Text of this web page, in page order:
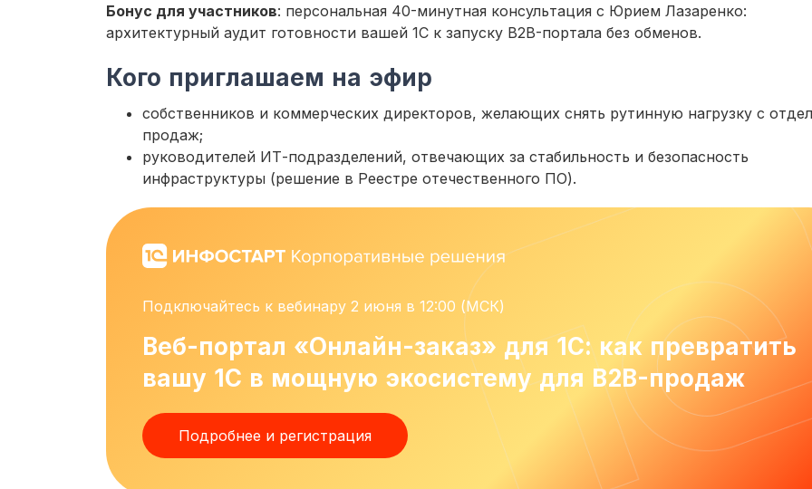
Бонус для участников: персональная 40-минутная консультация с Юрием Лазаренко:
архитектурный аудит готовности вашей 1С к запуску B2B-портала без обменов.
Кого приглашаем на эфир
собственников и коммерческих директоров, желающих снять рутинную нагрузку с
продаж;
руководителей ИТ-подразделений, отвечающих за стабильность и безопасность
инфраструктуры (решение в Реестре отечественного ПО).
Подключайтесь к вебинару 2 июня в 12:00 (МСК)
Веб-портал «Онлайн-заказ» для 1С: как превратить
вашу 1С в мощную экосистему для B2B-продаж
Подробнее и регистрация